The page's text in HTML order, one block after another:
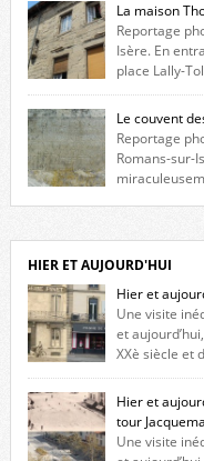
La maison
Reportage
Isère. En
place Lally-
maison construite au XVIè
fenêtres jumelles à
niche qui contient une
Le couvent
Reportage
Romans-sur-
l’histoire de la
retour sur l’histoire […]
HIER ET AUJOURD'HUI
Hier et
Une visite
et
XXè siècle et
exactement dans le même
l’avenue Victor Hugo (à côté
Jules Pinet est inscrite dans
Hier et
tour
Une visite